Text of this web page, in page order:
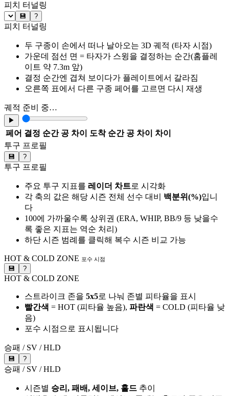
피치 터널링
💾 ?
피치 터널링
두 구종이 손에서 떠나 날아오는 3D 궤적 (타자 시점)
가운데 점선 면 = 타자가 스윙을 결정하는 순간(홈플레
이트 약 7.3m 앞)
결정 순간엔 겹쳐 보이다가 플레이트에서 갈라짐
오른쪽 표에서 다른 구종 페어를 고르면 다시 재생
궤적 준비 중…
▶
페어 결정 순간 공 차이 도착 순간 공 차이
차이
투구 프로필
💾 ?
투구 프로필
주요 투구 지표를 레이더 차트로 시각화
각 축의 값은 해당 시즌 전체 선수 대비 백분위(%)입니
다
100에 가까울수록 상위권 (ERA, WHIP, BB/9 등 낮을수
록 좋은 지표는 역순 처리)
하단 시즌 범례를 클릭해 복수 시즌 비교 가능
HOT & COLD ZONE 포수 시점
💾 ?
HOT & COLD ZONE
스트라이크 존을 5x5로 나눠 존별 피타율을 표시
빨간색 = HOT (피타율 높음), 파란색 = COLD (피타율 낮
음)
포수 시점으로 표시됩니다
승패 / SV / HLD
💾 ?
승패 / SV / HLD
시즌별 승리, 패배, 세이브, 홀드 추이